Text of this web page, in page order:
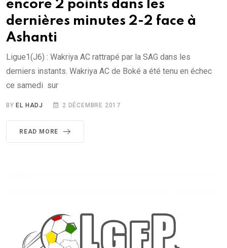
encore 2 points dans les
dernières minutes 2-2 face à
Ashanti
Ligue1(J6) : Wakriya AC rattrapé par la SAG dans les
derniers instants. Wakriya AC de Boké a été tenu en échec
ce samedi sur
BYEL HADJ 2 DÉCEMBRE 2017
READ MORE